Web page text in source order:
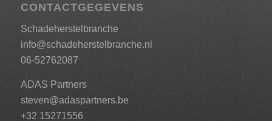
CONTACTGEGEVENS
Schadeherstelbranche
info@schadeherstelbranche.nl
06-52762087
ADAS Partners
steven@adaspartners.be
+32 15271556